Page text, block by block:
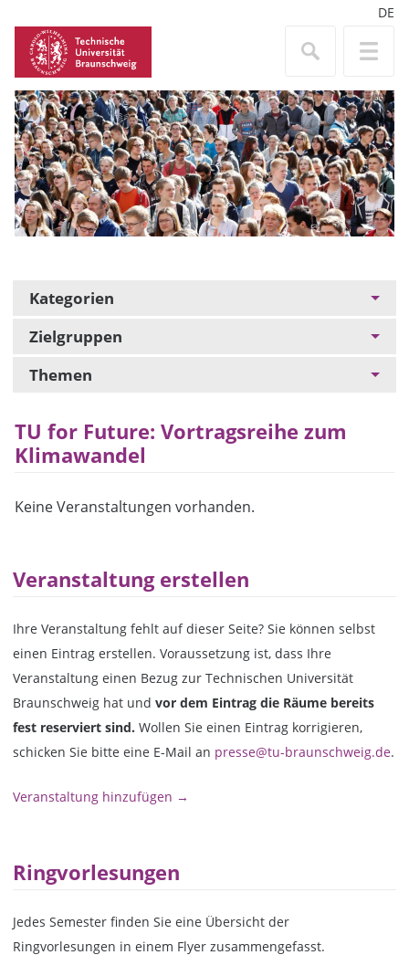
DE
Kategorien
Zielgruppen
Themen
TU for Future: Vortragsreihe zum
Klimawandel
Keine Veranstaltungen vorhanden.
Veranstaltung erstellen
Ihre Veranstaltung fehlt auf dieser Seite? Sie können selbst
einen Eintrag erstellen. Voraussetzung ist, dass Ihre
Veranstaltung einen Bezug zur Technischen Universität
Braunschweig hat undvor dem Eintrag die Räume bereits
fest reserviert sind. Wollen Sie einen Eintrag korrigieren,
schicken Sie bitte eine E-Mail an presse@tu-braunschweig.de.
Veranstaltung hinzufügen →
Ringvorlesungen
Jedes Semester finden Sie eine Übersicht der
Ringvorlesungen in einem Flyer zusammengefasst.